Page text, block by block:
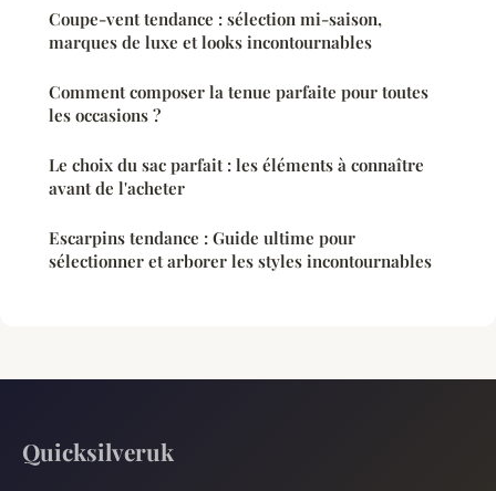
Coupe-vent tendance : sélection mi-saison,
marques de luxe et looks incontournables
Comment composer la tenue parfaite pour toutes
les occasions ?
Le choix du sac parfait : les éléments à connaître
avant de l'acheter
Escarpins tendance : Guide ultime pour
sélectionner et arborer les styles incontournables
Quicksilveruk